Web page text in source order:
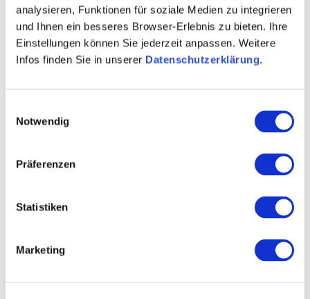
analysieren, Funktionen für soziale Medien zu integrieren
und Ihnen ein besseres Browser-Erlebnis zu bieten. Ihre
Einstellungen können Sie jederzeit anpassen. Weitere
Infos finden Sie in unserer Datenschutzerklärung.
Notwendig
Präferenzen
Statistiken
Marketing
Öffnungszeiten